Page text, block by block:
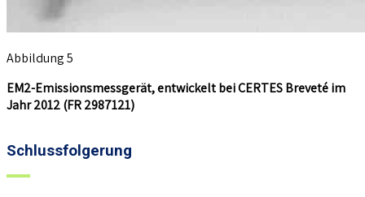
Abbildung 5
EM2-Emissionsmessgerät, entwickelt bei CERTES Breveté im
Jahr 2012 (FR 2987121)
Schlussfolgerung